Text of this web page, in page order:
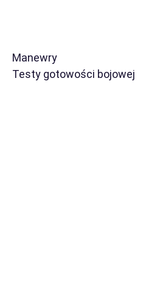
Manewry
Testy gotowości bojowej